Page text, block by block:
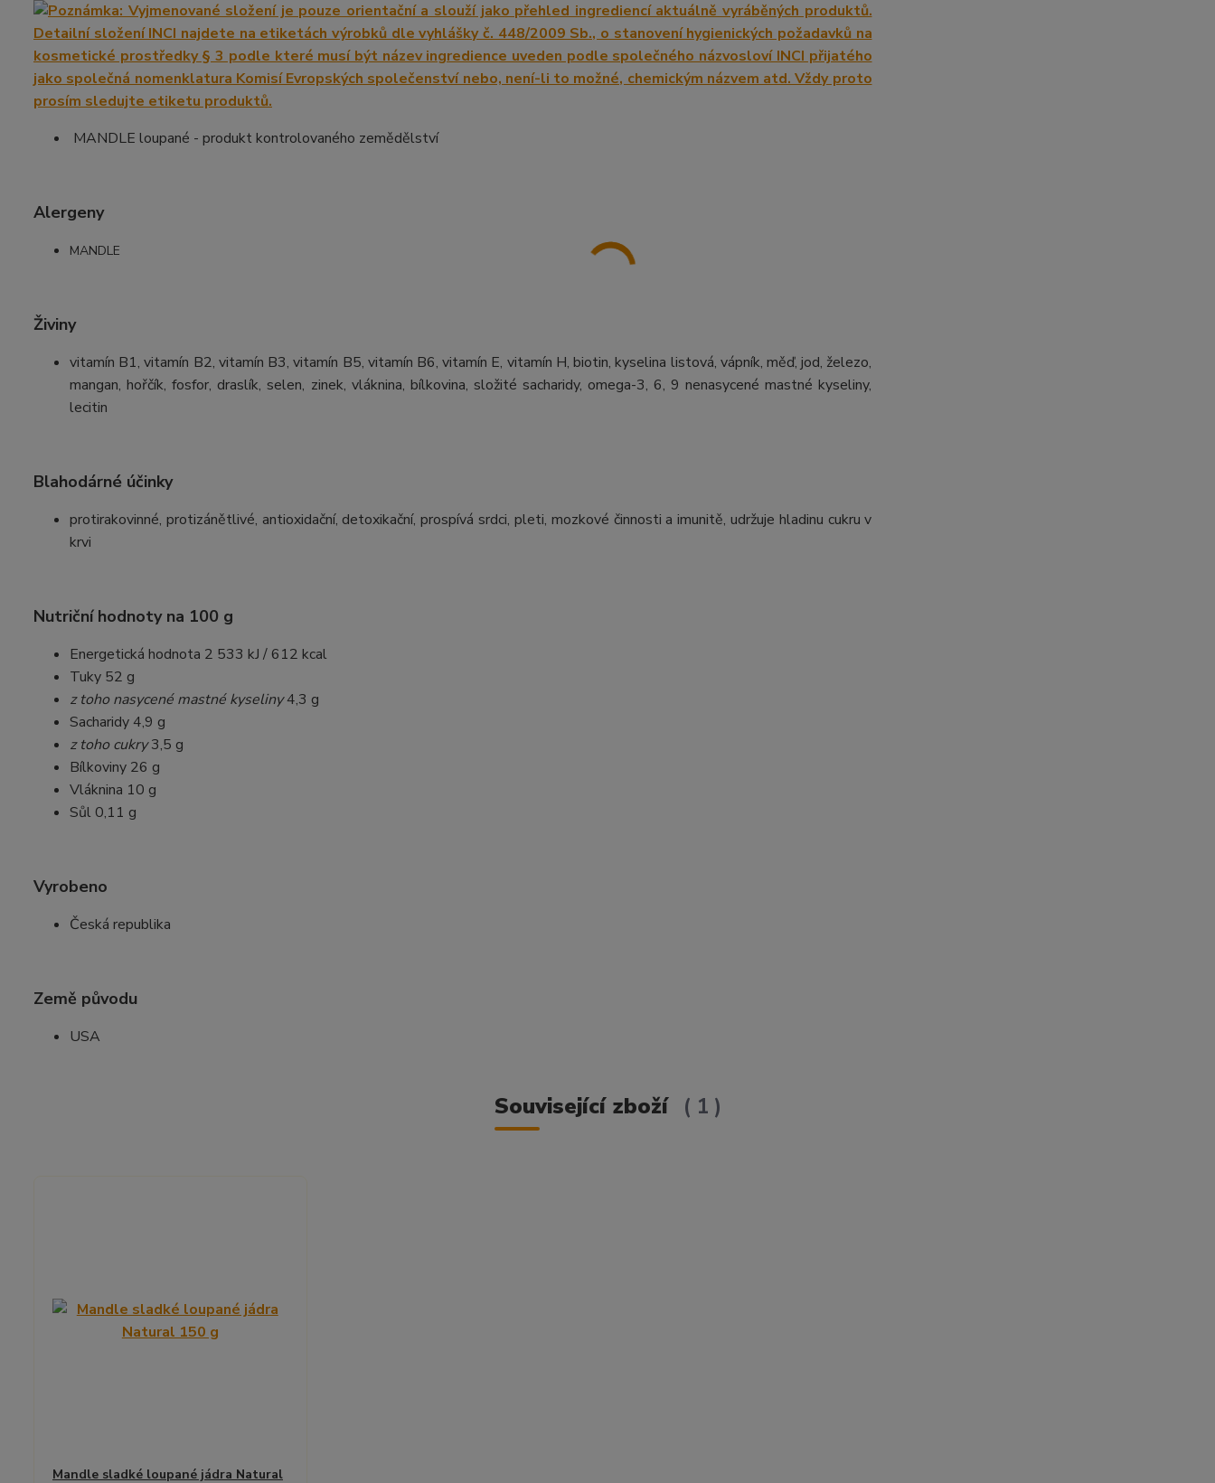
MANDLE loupané - produkt kontrolovaného zemědělství
Alergeny
MANDLE
Živiny
vitamín B1, vitamín B2, vitamín B3, vitamín B5, vitamín B6, vitamín E, vitamín H, biotin, kyselina listová, vápník, měď, jod, železo,
mangan, hořčík, fosfor, draslík, selen, zinek, vláknina, bílkovina, složité sacharidy, omega-3, 6, 9 nenasycené mastné kyseliny,
lecitin
Blahodárné účinky
protirakovinné, protizánětlivé, antioxidační, detoxikační, prospívá srdci, pleti, mozkové činnosti a imunitě, udržuje hladinu cukru v
krvi
Nutriční hodnoty na 100 g
Energetická hodnota 2 533 kJ / 612 kcal
Tuky 52 g
z toho nasycené mastné kyseliny4,3 g
Sacharidy 4,9 g
z toho cukry3,5 g
Bílkoviny 26 g
Vláknina 10 g
Sůl 0,11 g
Vyrobeno
Česká republika
Země původu
USA
Související zboží 1
Mandle sladké loupané jádra Natural